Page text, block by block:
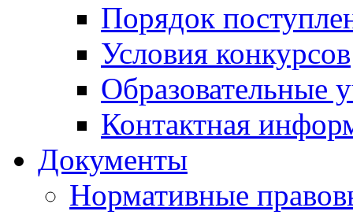
Порядок
Условия конкурсов
Образовательные
Контактная
Документы
Нормативные